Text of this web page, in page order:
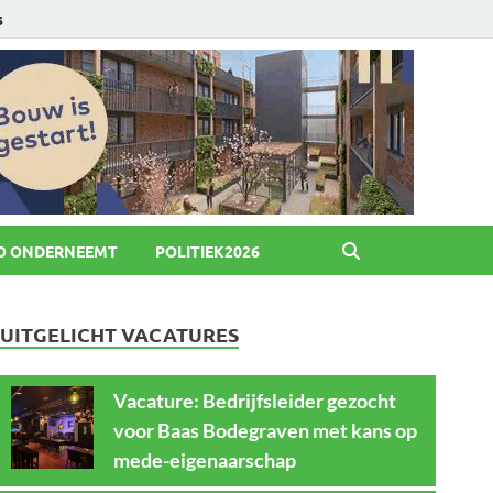
ONDERNEEMT POLITIEK2026
UITGELICHT VACATURES
Vacature: Bedrijfsleider gezocht
voor Baas Bodegraven met kans op
mede-eigenaarschap